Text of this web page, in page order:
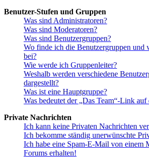
Benutzer-Stufen und Gruppen
Was sind Administratoren?
Was sind Moderatoren?
Was sind Benutzergruppen?
Wo finde ich die Benutzergruppen und
bei?
Wie werde ich Gruppenleiter?
Weshalb werden verschiedene
dargestellt?
Was ist eine Hauptgruppe?
Was bedeutet der „Das Team“-Link auf
Private Nachrichten
Ich kann keine Privaten Nachrichten
Ich bekomme ständig unerwünschte
Ich habe eine Spam-E-Mail von einem
Forums erhalten!